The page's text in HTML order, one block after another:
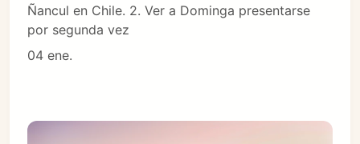
Ñancul en Chile. 2. Ver a Dominga presentarse
por segunda vez
04 ene.